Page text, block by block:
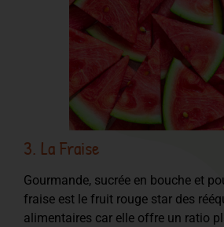
3. La Fraise
Gourmande, sucrée en bouche et
fraise est le fruit rouge star des
alimentaires car elle offre un ratio